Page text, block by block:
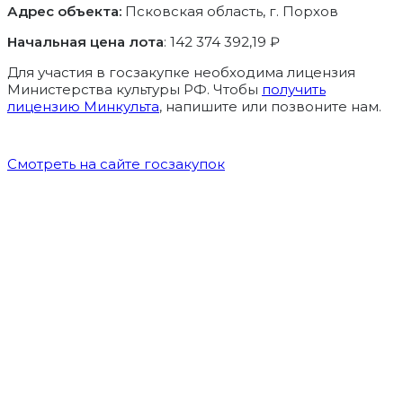
Адрес объекта: Псковская область, г. Порхов
Начальная цена лота: 142 374 392,19 ₽
Для участия в госзакупке необходима лицензия
Министерства культуры РФ. Чтобы получить
лицензию Минкульта, напишите или позвоните нам.
Смотреть на сайте госзакупок